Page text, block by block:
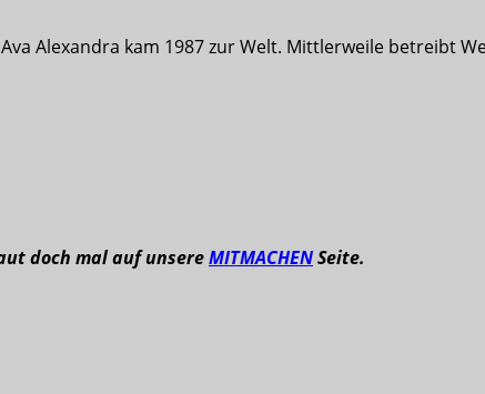
Alexandra kam 1987 zur Welt. Mittlerweile betreibt
doch mal auf unsereMITMACHENSeite.